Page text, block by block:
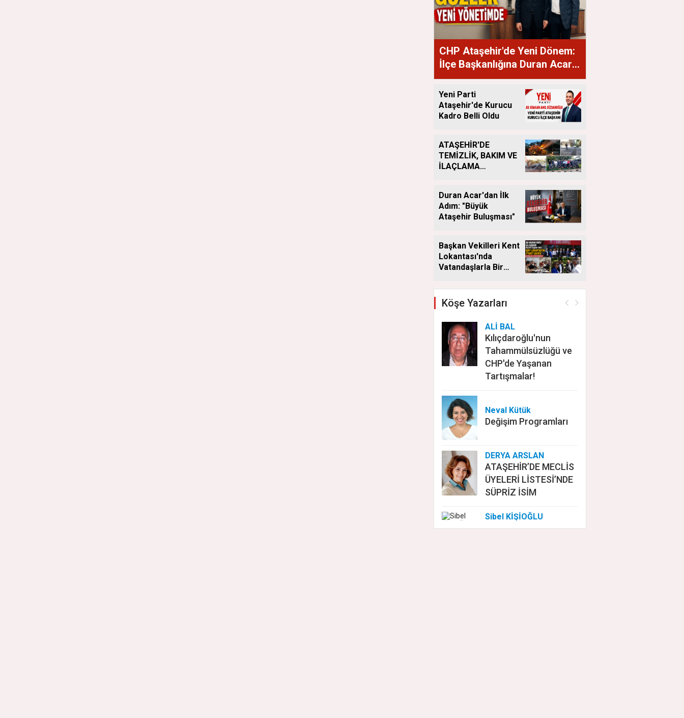
CHP Ataşehir'de Yeni Dönem:
İlçe Başkanlığına Duran Acar
Atandı
Yeni Parti
Ataşehir'de Kurucu
Kadro Belli Oldu
ATAŞEHİR'DE
TEMİZLİK, BAKIM VE
İLAÇLAMA
Duran Acar'dan İlk
Adım: "Büyük
Ataşehir Buluşması"
Başkan Vekilleri Kent
Lokantası'nda
Vatandaşlarla Bir
Köşe Yazarları
ALİ BAL
Kılıçdaroğlu'nun
Tahammülsüzlüğü ve
CHP'de Yaşanan
Tartışmalar!
Neval Kütük
Değişim Programları
DERYA ARSLAN
ATAŞEHİR’DE MECLİS
ÜYELERİ LİSTESİ’NDE
SÜPRİZ İSİM
Sibel KİŞİOĞLU
EUROVISION'DA